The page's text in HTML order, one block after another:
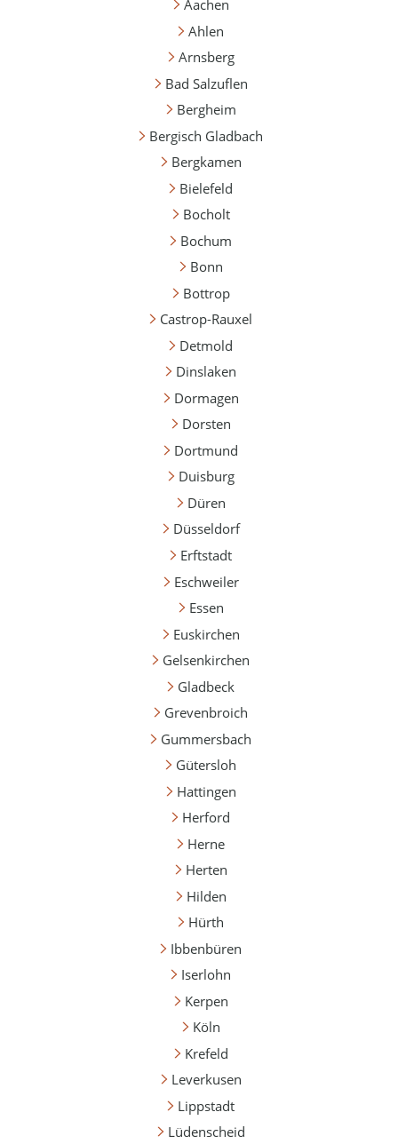
Aachen
Ahlen
Arnsberg
Bad Salzuflen
Bergheim
Bergisch Gladbach
Bergkamen
Bielefeld
Bocholt
Bochum
Bonn
Bottrop
Castrop-Rauxel
Detmold
Dinslaken
Dormagen
Dorsten
Dortmund
Duisburg
Düren
Düsseldorf
Erftstadt
Eschweiler
Essen
Euskirchen
Gelsenkirchen
Gladbeck
Grevenbroich
Gummersbach
Gütersloh
Hattingen
Herford
Herne
Herten
Hilden
Hürth
Ibbenbüren
Iserlohn
Kerpen
Köln
Krefeld
Leverkusen
Lippstadt
Lüdenscheid